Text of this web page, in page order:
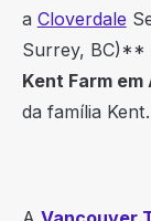
a Cloverdale
Surrey, BC)**
Kent Farm
da família Kent.